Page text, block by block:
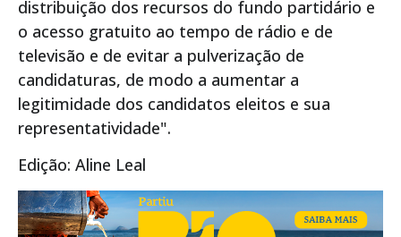
distribuição dos recursos do fundo partidário e
o acesso gratuito ao tempo de rádio e de
televisão e de evitar a pulverização de
candidaturas, de modo a aumentar a
legitimidade dos candidatos eleitos e sua
representatividade".
Edição: Aline Leal